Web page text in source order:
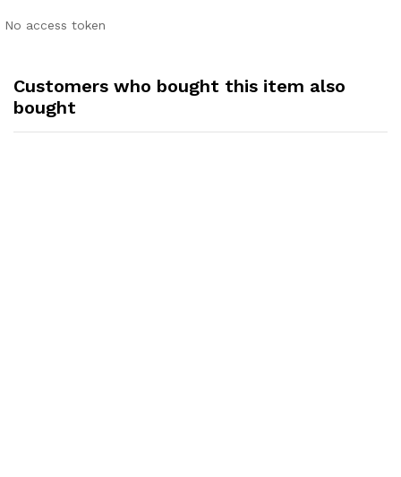
No access token
Customers who bought this item also
bought